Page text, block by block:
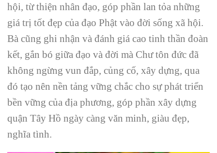
hội, từ thiện nhân đạo, góp phần lan tỏa những
giá trị tốt đẹp của đạo Phật vào đời sống xã hội.
Bà cũng ghi nhận và đánh giá cao tinh thần đoàn
kết, gắn bó giữa đạo và đời mà Chư tôn đức đã
không ngừng vun đắp, củng cố, xây dựng, qua
đó tạo nên nền tảng vững chắc cho sự phát triển
bền vững của địa phương, góp phần xây dựng
quận Tây Hồ ngày càng văn minh, giàu đẹp,
nghĩa tình.